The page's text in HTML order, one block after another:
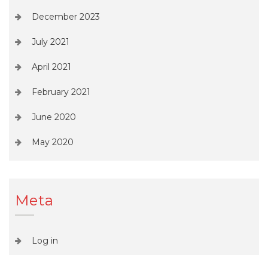
December 2023
July 2021
April 2021
February 2021
June 2020
May 2020
Meta
Log in